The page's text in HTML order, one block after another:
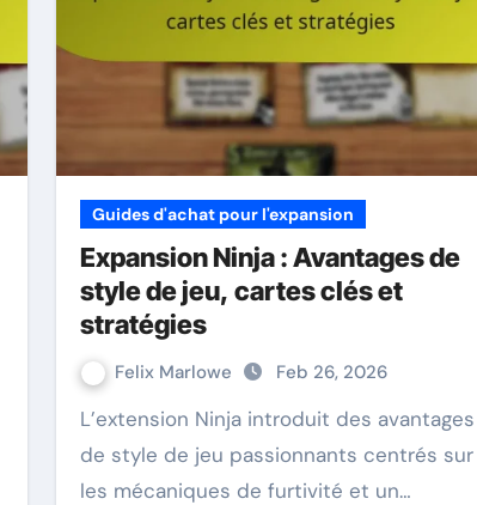
Guides d'achat pour l'expansion
Expansion Ninja : Avantages de
style de jeu, cartes clés et
stratégies
Felix Marlowe Feb 26, 2026
L’extension Ninja introduit des avantages
de style de jeu passionnants centrés sur
les mécaniques de furtivité et un…